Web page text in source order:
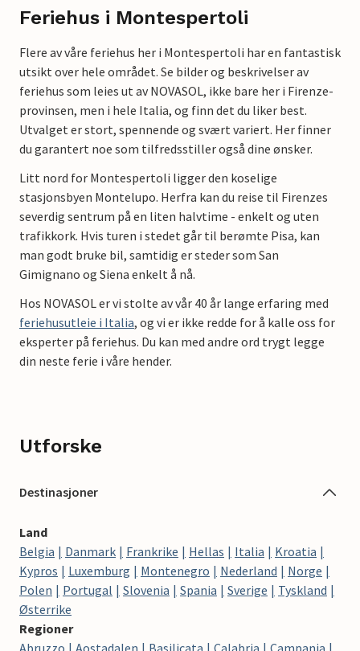
Feriehus i Montespertoli
Flere av våre feriehus her i Montespertoli har en fantastisk
utsikt over hele området. Se bilder og beskrivelser av
feriehus som leies ut av NOVASOL, ikke bare her i Firenze-
provinsen, men i hele Italia, og finn det du liker best.
Utvalget er stort, spennende og svært variert. Her finner
du garantert noe som tilfredsstiller også dine ønsker.
Litt nord for Montespertoli ligger den koselige
stasjonsbyen Montelupo. Herfra kan du reise til Firenzes
severdig sentrum på en liten halvtime - enkelt og uten
trafikkork. Hvis turen i stedet går til berømte Pisa, kan
man godt bruke bil, samtidig er steder som San
Gimignano og Siena enkelt å nå.
Hos NOVASOL er vi stolte av vår 40 år lange erfaring med
feriehusutleie i Italia, og vi er ikke redde for å kalle oss for
eksperter på feriehus. Du kan med andre ord trygt legge
din neste ferie i våre hender.
Utforske
Destinasjoner
Land
Belgia
Danmark Frankrike Hellas Italia
Kroatia
Kypros
Luxemburg Montenegro Nederland
Norge
Polen
Portugal Slovenia Spania Sverige
Tyskland
Østerrike
Regioner